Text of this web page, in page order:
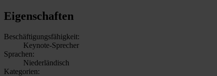
Eigenschaften
Beschäftigungsfähigkeit:
Keynote-Sprecher
Sprachen:
Niederländisch
Kategorien: